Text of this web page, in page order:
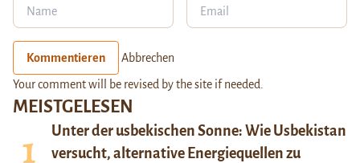
MEISTGELESEN
Unter der usbekischen Sonne: Wie Usbekistan
versucht, alternative Energiequellen zu
Kommentieren Abbrechen
Your comment will be revised by the site if needed.